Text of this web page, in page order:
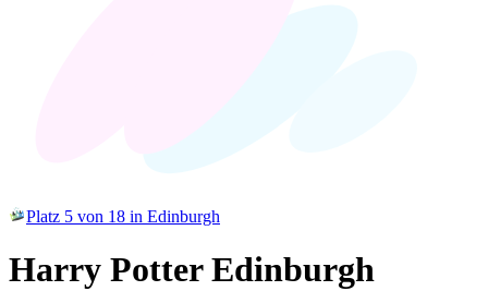
Platz 5 von 18 in Edinburgh
Harry Potter Edinburgh